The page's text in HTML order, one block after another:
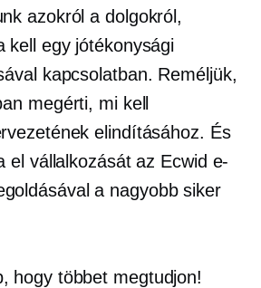
azokról a dolgokról,
kell egy jótékonysági
kapcsolatban. Reméljük,
megérti, mi kell
elindításához. És
el vállalkozását az Ecwid e-
a nagyobb siker
hogy többet megtudjon!